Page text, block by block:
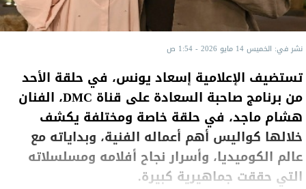
نشر في: الخميس 14 مايو 2026 - 1:54 ص
تستضيف الإعلامية إسعاد يونس، في حلقة الأحد
من برنامج صاحبة السعادة على قناة DMC، الفنان
هشام ماجد، في حلقة خاصة ومختلفة يكشف
خلالها كواليس أهم أعماله الفنية، وبداياته مع
عالم الكوميديا، وأسرار نجاح أفلامه ومسلسلاته
التي حققت جماهيرية كبيرة.